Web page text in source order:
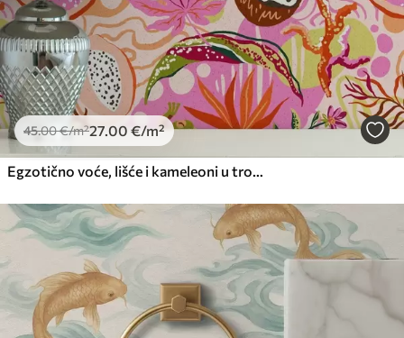
45.00€/m²27.00 €/m²
Egzotično voće, lišće i kameleoni u tropskom stilu